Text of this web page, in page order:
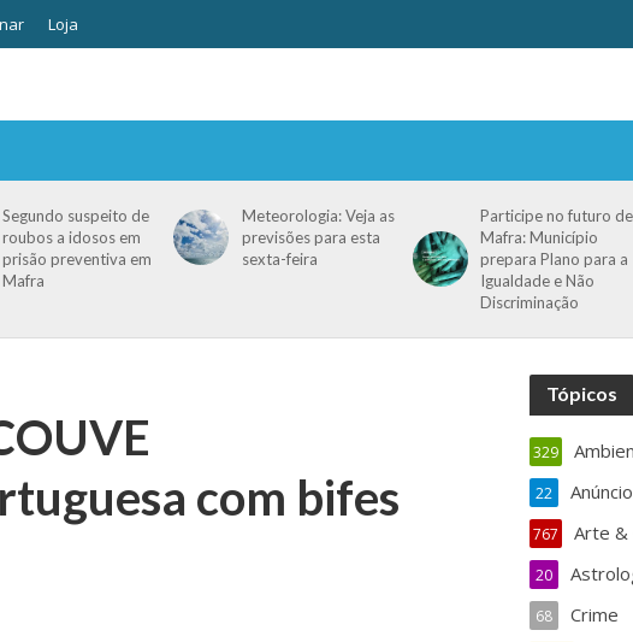
Loja
Segundo suspeito de
roubos a idosos em
prisão preventiva em
Mafra
Meteorologia: Veja as
previsões para esta
sexta-feira
Participe no futuro de
Mafra: Município
prepara Plano para a
Igualdade e Não
Discriminação
com bifes
Tópicos
329
22
Arte &
767
20
Crime
68